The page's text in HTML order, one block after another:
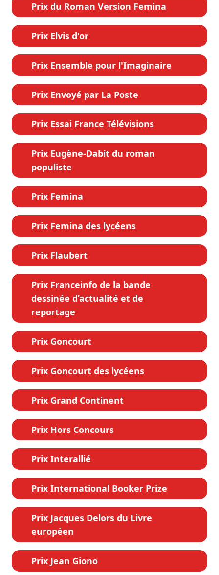
Prix du Roman Version Femina
Prix Elvis d'or
Prix Ensemble pour l'Imaginaire
Prix Envoyé par La Poste
Prix Essai France Télévisions
Prix Eugène-Dabit du roman
populiste
Prix Femina
Prix Femina des lycéens
Prix Flaubert
Prix Franceinfo de la bande
dessinée d’actualité et de
reportage
Prix Goncourt
Prix Goncourt des lycéens
Prix Grand Continent
Prix Hors Concours
Prix Interallié
Prix International Booker Prize
Prix Jacques Delors du Livre
européen
Prix Jean Giono